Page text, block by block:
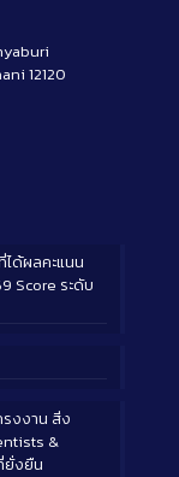
12120
ด้ผลคะแนน
Score ระดับ
รงงาน สิ่ง
&
ยั่งยืน